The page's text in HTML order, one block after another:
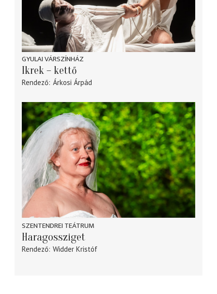
GYULAI VÁRSZÍNHÁZ
Ikrek – kettő
Rendező Árkosi Árpád
SZENTENDREI TEÁTRUM
Haragossziget
Rendező Widder Kristóf